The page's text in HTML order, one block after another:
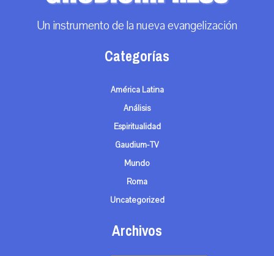
Un instrumento de la nueva evangelización
Categorías
América Latina
Análisis
Espiritualidad
Gaudium-TV
Mundo
Roma
Uncategorized
Archivos